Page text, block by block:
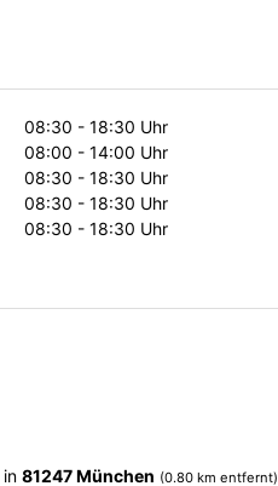
08:30 - 18:30 Uhr
08:00 - 14:00 Uhr
08:30 - 18:30 Uhr
08:30 - 18:30 Uhr
08:30 - 18:30 Uhr
in 81247 München (0.80 km entfernt)